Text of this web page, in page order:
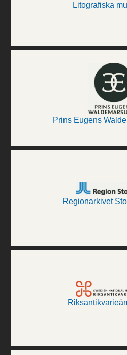
Litografiska
Prins Eugens
Regionarkivet